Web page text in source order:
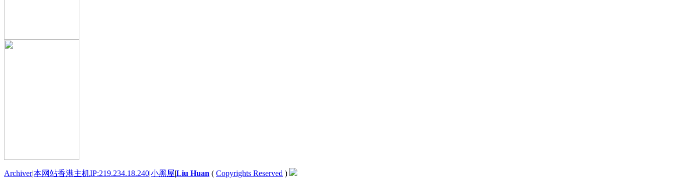
Archiver|本网站香港主机IP:219.234.18.240|小黑屋|Liu Huan ( Copyrights Reserved )